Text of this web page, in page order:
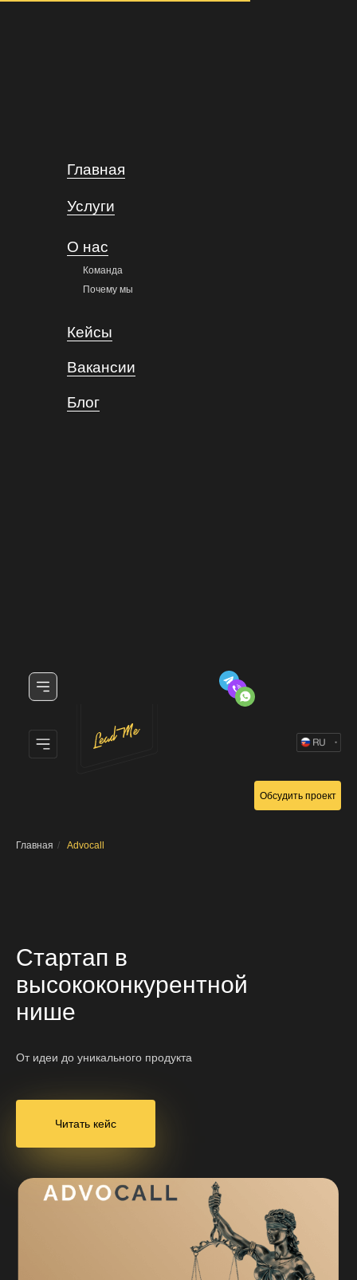
Главная
О нас
Команда
Почему мы
Кейсы
Вакансии
Блог
Услуги
Обсудить проект
Главная / Advocall
Стартап в
высококонкурентной
нише
От идеи до уникального продукта
Читать кейс